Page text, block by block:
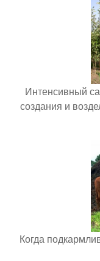
Интенсивный
создания и
Когда